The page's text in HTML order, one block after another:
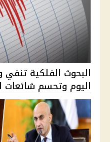
البحوث الفلكية
اليوم وتحسم شائعات